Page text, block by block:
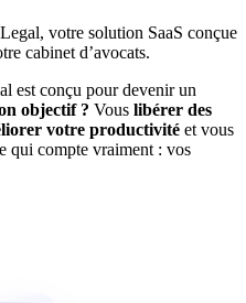
les cabinets d'avocats
conçue pour s'adapter aux
quelle que soit la structure
votre solution SaaS conçue
cabinet d’avocats.
est conçu pour devenir un
objectif ? Vous libérer des
votre productivité et vous
qui compte vraiment : vos